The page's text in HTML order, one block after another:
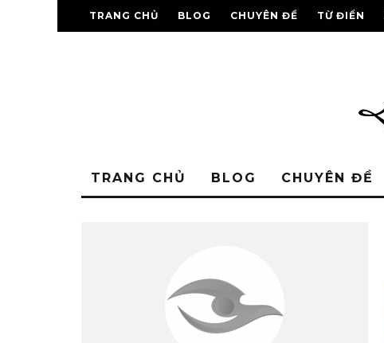
TRANG CHỦ BLOG CHUYÊN ĐỀ TỪ ĐIỂN
TRANG CHỦ BLOG CHUYÊN ĐỀ